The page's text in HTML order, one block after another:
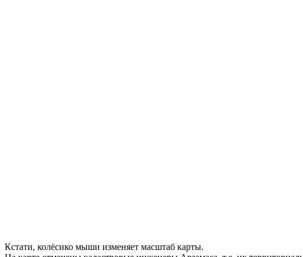
Кстати, колёсико мыши изменяет масштаб карты.